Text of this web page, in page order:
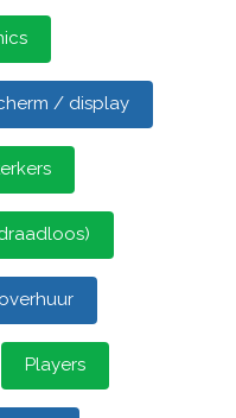
/ display
Players